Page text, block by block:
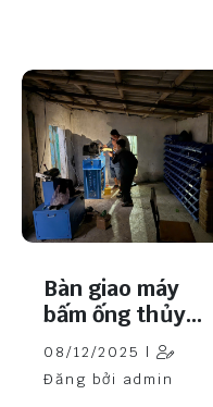
Bàn giao máy
bấm ống thủy
lực Samway P32
cho đơn vị nền
móng
08/12/2025 |
Đăng bởi admin